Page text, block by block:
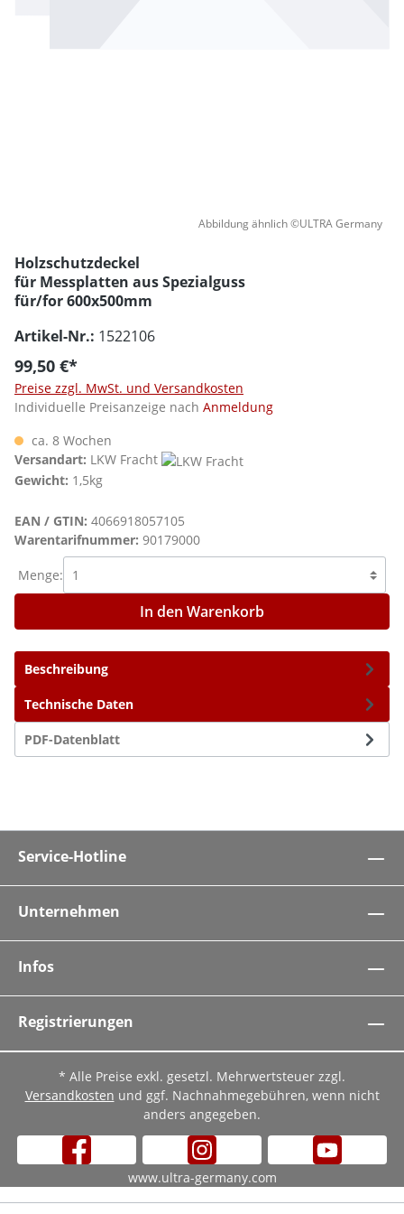
Abbildung ähnlich ©ULTRA Germany
Beschreibung
Technische Daten
PDF-Datenblatt
Holzschutzdeckel
für Messplatten aus Spezialguss
für/for 600x500mm
Artikel-Nr.: 1522106
99,50 €*
Preise zzgl. MwSt. und Versandkosten
Individuelle Preisanzeige nach Anmeldung
ca. 8 Wochen
Versandart: LKW Fracht
Gewicht: 1,5kg
EAN / GTIN: 4066918057105
Warentarifnummer: 90179000
Menge:
In den Warenkorb
Service-Hotline
Unternehmen
Infos
Registrierungen
* Alle Preise exkl. gesetzl. Mehrwertsteuer zzgl.
Versandkosten und ggf. Nachnahmegebühren, wenn nicht
anders angegeben.
www.ultra-germany.com